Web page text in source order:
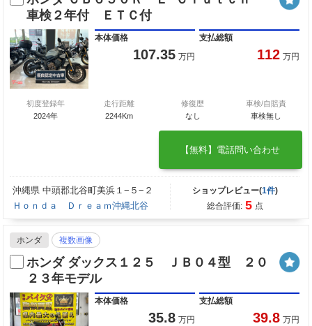
車検２年付 ＥＴＣ付
本体価格
107.35 万円
支払総額
112 万円
初度登録年
2024年
走行距離
2244Km
修復歴
なし
車検/自賠責
車検無し
【無料】電話問い合わせ
沖縄県 中頭郡北谷町美浜１−５−２
Ｈｏｎｄａ Ｄｒｅａｍ沖縄北谷
ショップレビュー(1件)
総合評価: 5 点
ホンダ 複数画像
ホンダ ダックス１２５ ＪＢ０４型 ２０
２３年モデル
本体価格
35.8 万円
支払総額
39.8 万円